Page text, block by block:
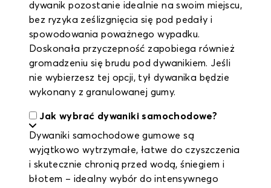
dywanik pozostanie idealnie na swoim miejscu,
bez ryzyka ześlizgnięcia się pod pedały i
spowodowania poważnego wypadku.
Doskonała przyczepność zapobiega również
gromadzeniu się brudu pod dywanikiem. Jeśli
nie wybierzesz tej opcji, tył dywanika będzie
wykonany z granulowanej gumy.
Jak wybrać dywaniki samochodowe?
Dywaniki samochodowe gumowe są
wyjątkowo wytrzymałe, łatwe do czyszczenia
i skutecznie chronią przed wodą, śniegiem i
błotem – idealny wybór do intensywnego